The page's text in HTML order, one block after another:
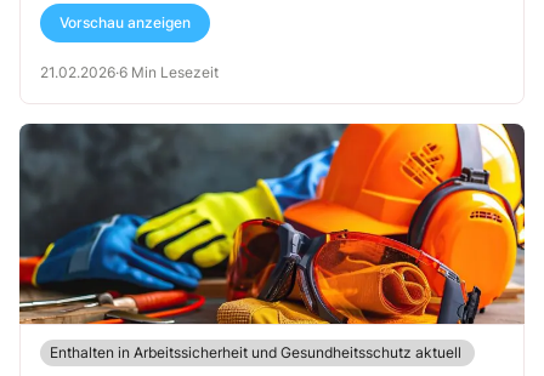
darauf.
Vorschau anzeigen
21.02.2026·6 Min Lesezeit
Enthalten in Arbeitssicherheit und Gesundheitsschutz aktuell